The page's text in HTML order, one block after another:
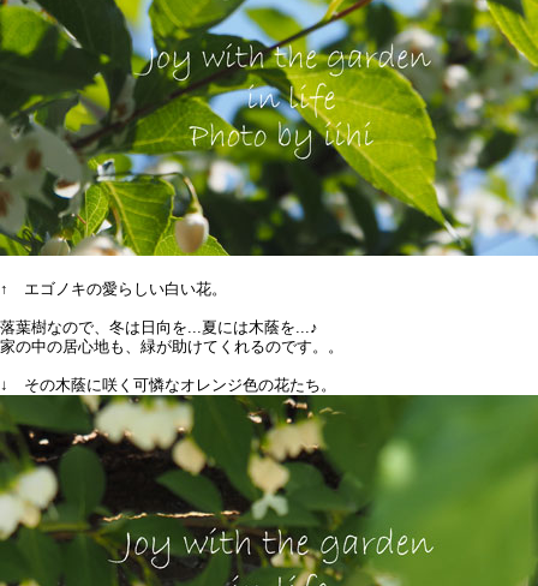
↑ エゴノキの愛らしい白い花。
落葉樹なので、冬は日向を...夏には木蔭を...♪
家の中の居心地も、緑が助けてくれるのです。。
↓ その木蔭に咲く可憐なオレンジ色の花たち。